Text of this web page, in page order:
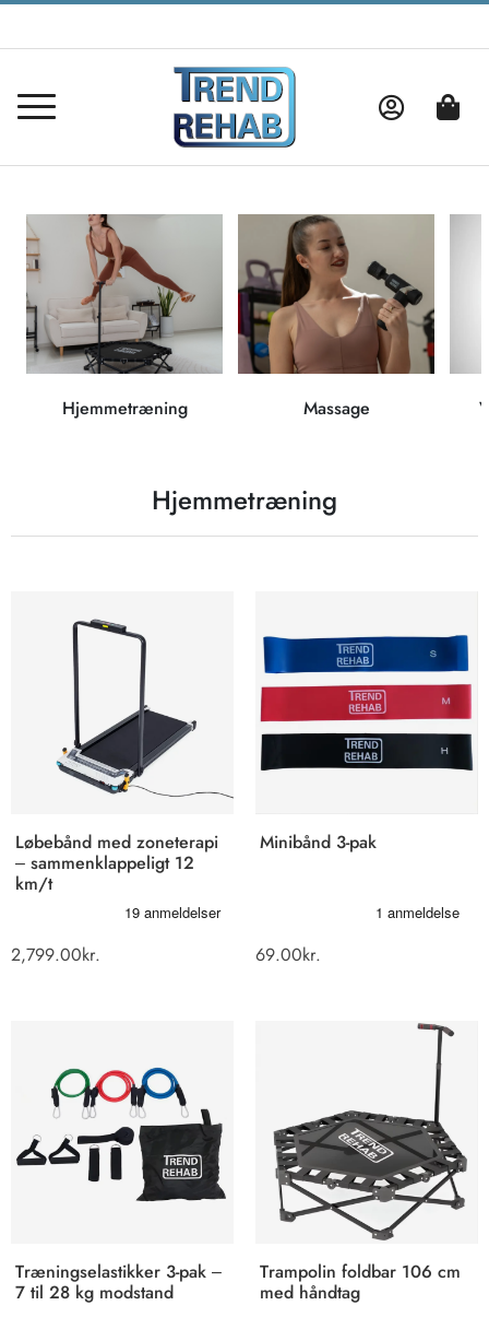
Hjemmetræning Massage
Hjemmetræning
Løbebånd med zoneterapi
– sammenklappeligt 12
km/t
2,799.00kr.
Minibånd 3-pak
69.00kr.
Træningselastikker 3-pak –
7 til 28 kg modstand
Trampolin foldbar 106 cm
med håndtag